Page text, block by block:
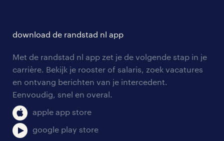
algemene voorwaarden
download de randstad nl app
Met de randstad nl app zet je de volgende stap in je
carrière. Bekijk je rooster of salaris, zoek vacatures
en ontvang berichten van je intercedent.
Eenvoudig, snel en overal.
apple app store
google play store